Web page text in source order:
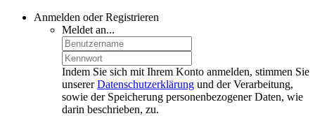
Anmelden oder Registrieren
Meldet an...
Indem Sie sich mit Ihrem Konto anmelden, stimmen Sie
unsererDatenschutzerklärung und der Verarbeitung,
sowie der Speicherung personenbezogener Daten, wie
darin beschrieben, zu.